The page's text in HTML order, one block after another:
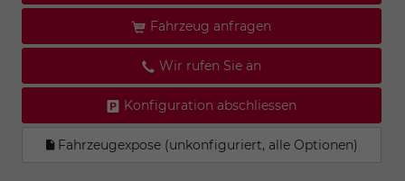
Fahrzeug anfragen
Wir rufen Sie an
Konfiguration abschliessen
Fahrzeugexpose (unkonfiguriert, alle Optionen)